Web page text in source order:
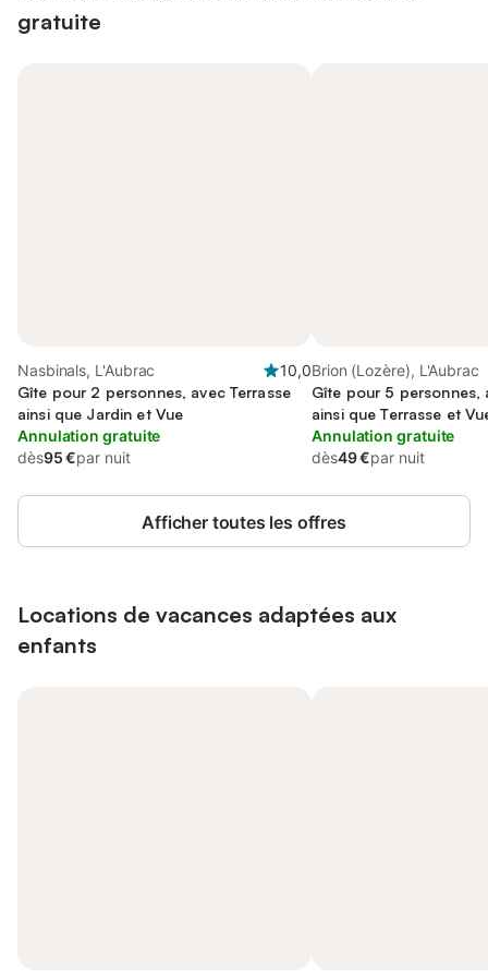
gratuite
Nasbinals, L'Aubrac
10,0
Gîte pour 2 personnes, avec Terrasse
ainsi que Jardin et Vue
Annulation gratuite
dès95 €par nuit
Brion (Lozère), L'Aubrac
Gîte pour 5 personnes,
ainsi que Terrasse et
Annulation gratuite
dès49 €par nuit
Afficher toutes les offres
Locations de vacances adaptées aux
enfants